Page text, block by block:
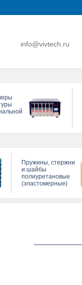
info@vivtech.ru
Пружины, стержни
и шайбы
полиуретановые
(эластомерные)